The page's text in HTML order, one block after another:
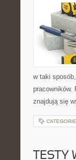
w taki
pracowników.
znajdują się